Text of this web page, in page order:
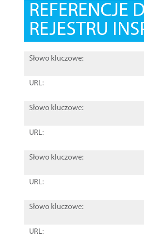
REFERENCJE
REJESTRU
Słowo kluczowe:
URL:
Słowo kluczowe:
URL:
Słowo kluczowe:
URL:
Słowo kluczowe:
URL: